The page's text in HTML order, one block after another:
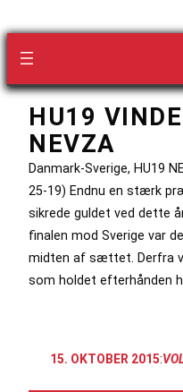
HU19
NEVZA
Danmark-Sverige, HU19
25-19) Endnu en stærk
sikrede guldet ved dette
finalen mod Sverige var
midten af sættet. Derfra
som holdet efterhånden
15. OKTOBER 2015: